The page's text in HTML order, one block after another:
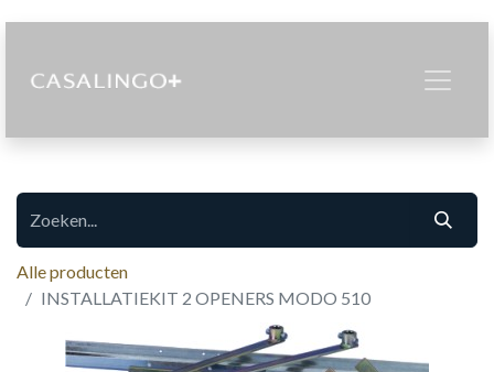
Alle producten
INSTALLATIEKIT 2 OPENERS MODO 510